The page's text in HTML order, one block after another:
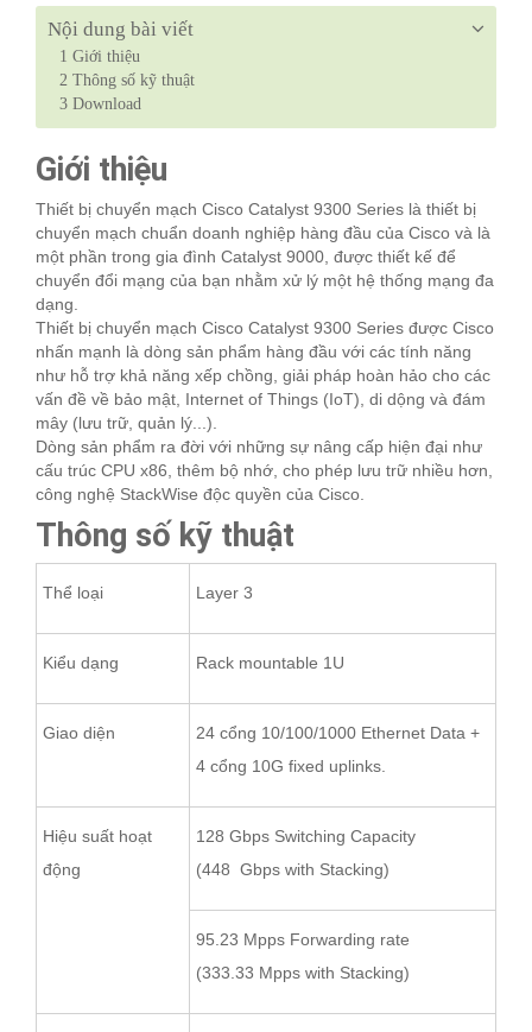
Nội dung bài viết
1 Giới thiệu
2 Thông số kỹ thuật
3 Download
Giới thiệu
Thiết bị chuyển mạch Cisco Catalyst 9300 Series là thiết bị
chuyển mạch chuẩn doanh nghiệp hàng đầu của Cisco và là
một phần trong gia đình Catalyst 9000, được thiết kế để
chuyển đổi mạng của bạn nhằm xử lý một hệ thống mạng đa
dạng.
Thiết bị chuyển mạch Cisco Catalyst 9300 Series được Cisco
nhấn mạnh là dòng sản phẩm hàng đầu với các tính năng
như hỗ trợ khả năng xếp chồng, giải pháp hoàn hảo cho các
vấn đề về bảo mật, Internet of Things (IoT), di dộng và đám
mây (lưu trữ, quản lý...).
Dòng sản phẩm ra đời với những sự nâng cấp hiện đại như
cấu trúc CPU x86, thêm bộ nhớ, cho phép lưu trữ nhiều hơn,
công nghệ StackWise độc quyền của Cisco.
Thông số kỹ thuật
Thể loại Layer 3
Kiểu dạng Rack mountable 1U
Giao diện
24 cổng 10/100/1000 Ethernet Data +
4 cổng 10G fixed uplinks.
Hiệu suất hoạt
động
128 Gbps Switching Capacity
(448 Gbps with Stacking)
95.23 Mpps Forwarding rate
(333.33 Mpps with Stacking)